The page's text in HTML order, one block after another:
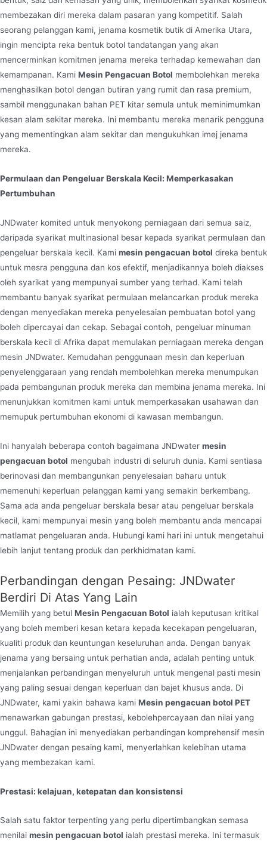
membezakan diri mereka dalam pasaran yang kompetitif. Salah
seorang pelanggan kami, jenama kosmetik butik di Amerika Utara,
ingin mencipta reka bentuk botol tandatangan yang akan
mencerminkan komitmen jenama mereka terhadap kemewahan dan
kemampanan. Kami Mesin Pengacuan Botol membolehkan mereka
menghasilkan botol dengan butiran yang rumit dan rasa premium,
sambil menggunakan bahan PET kitar semula untuk meminimumkan
kesan alam sekitar mereka. Ini membantu mereka menarik pengguna
yang mementingkan alam sekitar dan mengukuhkan imej jenama
mereka.
Permulaan dan Pengeluar Berskala Kecil: Memperkasakan
Pertumbuhan
JNDwater komited untuk menyokong perniagaan dari semua saiz,
daripada syarikat multinasional besar kepada syarikat permulaan dan
pengeluar berskala kecil. Kami mesin pengacuan botol direka bentuk
untuk mesra pengguna dan kos efektif, menjadikannya boleh diakses
oleh syarikat yang mempunyai sumber yang terhad. Kami telah
membantu banyak syarikat permulaan melancarkan produk mereka
dengan menyediakan mereka penyelesaian pembuatan botol yang
boleh dipercayai dan cekap. Sebagai contoh, pengeluar minuman
berskala kecil di Afrika dapat memulakan perniagaan mereka dengan
mesin JNDwater. Kemudahan penggunaan mesin dan keperluan
penyelenggaraan yang rendah membolehkan mereka menumpukan
pada pembangunan produk mereka dan membina jenama mereka. Ini
menunjukkan komitmen kami untuk memperkasakan usahawan dan
memupuk pertumbuhan ekonomi di kawasan membangun.
Ini hanyalah beberapa contoh bagaimana JNDwater mesin
pengacuan botol mengubah industri di seluruh dunia. Kami sentiasa
berinovasi dan membangunkan penyelesaian baharu untuk
memenuhi keperluan pelanggan kami yang semakin berkembang.
Sama ada anda pengeluar berskala besar atau pengeluar berskala
kecil, kami mempunyai mesin yang boleh membantu anda mencapai
matlamat pengeluaran anda. Hubungi kami hari ini untuk mengetahui
lebih lanjut tentang produk dan perkhidmatan kami.
Perbandingan dengan Pesaing: JNDwater
Berdiri Di Atas Yang Lain
Memilih yang betul Mesin Pengacuan Botol ialah keputusan kritikal
yang boleh memberi kesan ketara kepada kecekapan pengeluaran,
kualiti produk dan keuntungan keseluruhan anda. Dengan banyak
jenama yang bersaing untuk perhatian anda, adalah penting untuk
menjalankan perbandingan menyeluruh untuk mengenal pasti mesin
yang paling sesuai dengan keperluan dan bajet khusus anda. Di
JNDwater, kami yakin bahawa kami Mesin pengacuan botol PET
menawarkan gabungan prestasi, kebolehpercayaan dan nilai yang
unggul. Bahagian ini menyediakan perbandingan komprehensif mesin
JNDwater dengan pesaing kami, menyerlahkan kelebihan utama
yang membezakan kami.
Prestasi: kelajuan, ketepatan dan konsistensi
Salah satu faktor terpenting yang perlu dipertimbangkan semasa
menilai mesin pengacuan botol ialah prestasi mereka. Ini termasuk